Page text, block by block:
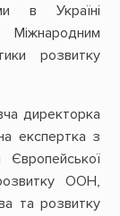
в Україні
розвитку
директорка
експертка з
ООН,
та розвитку